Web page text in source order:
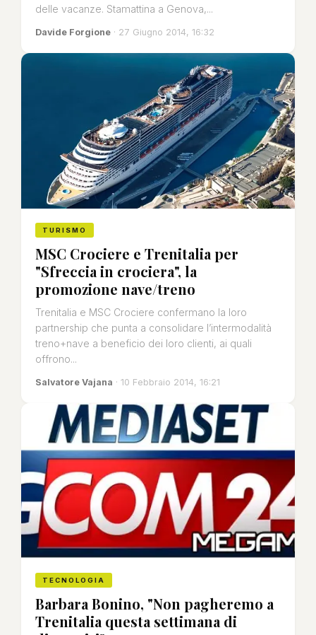
delle vacanze. Stamattina a Genova,...
Davide Forgione · 27 Giugno 2014, 16:32
TURISMO
MSC Crociere e Trenitalia per
"Sfreccia in crociera", la
promozione nave/treno
Trenitalia e MSC Crociere confermano la loro
partnership che punta a consolidare l’intermodalità
treno+nave a beneficio dei loro clienti, ai quali
offrono...
Salvatore Vajana · 10 Febbraio 2014, 16:21
TECNOLOGIA
Barbara Bonino, "Non pagheremo a
Trenitalia questa settimana di